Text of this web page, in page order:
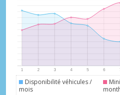
Se
Disponibilité véhicules /
mois